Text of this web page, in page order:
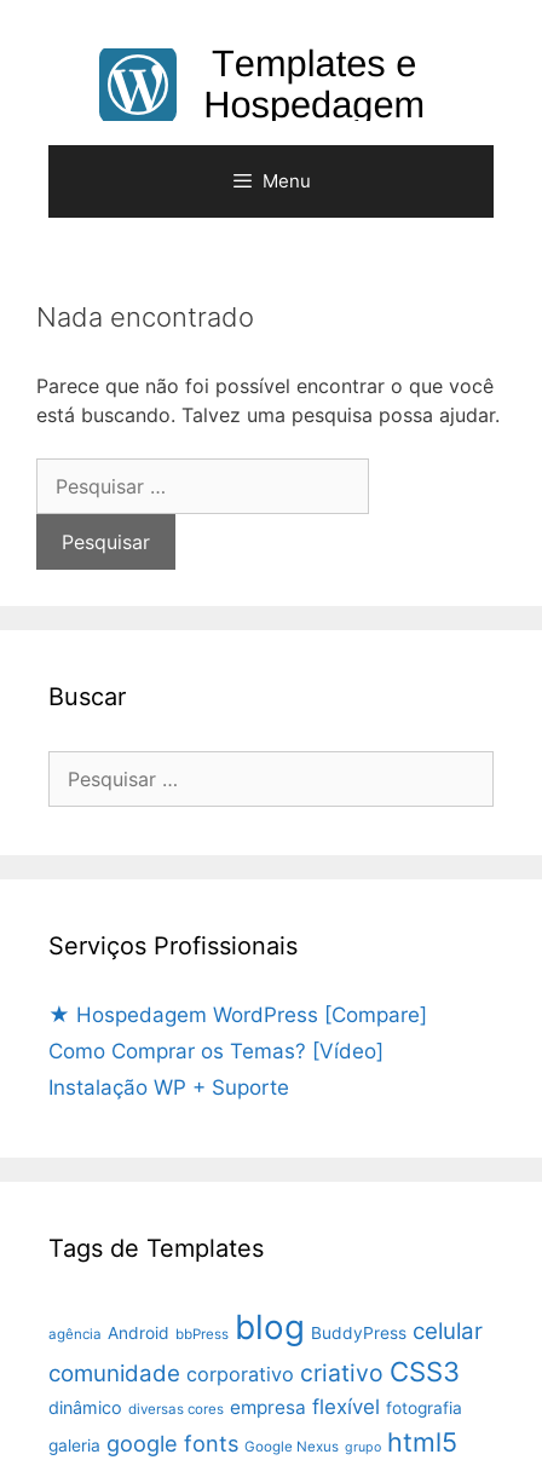
Menu
Nada encontrado
Parece que não foi possível encontrar o que você
está buscando. Talvez uma pesquisa possa ajudar.
por:
Buscar
Serviços Profissionais
★ Hospedagem WordPress [Compare]
Como Comprar os Temas? [Vídeo]
Instalação WP + Suporte
Tags de Templates
agência Android bbPress blog BuddyPress celular
comunidade corporativo criativo CSS3
dinâmico diversas cores empresa flexível fotografia
galeria google fonts Google Nexus grupo html5